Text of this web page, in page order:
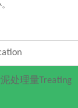
处理量 Treating